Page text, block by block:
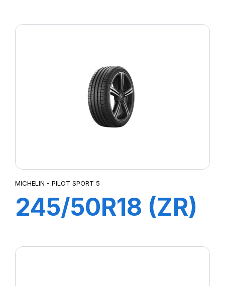
MICHELIN - PILOT SPORT 5
245/50R18 (ZR)